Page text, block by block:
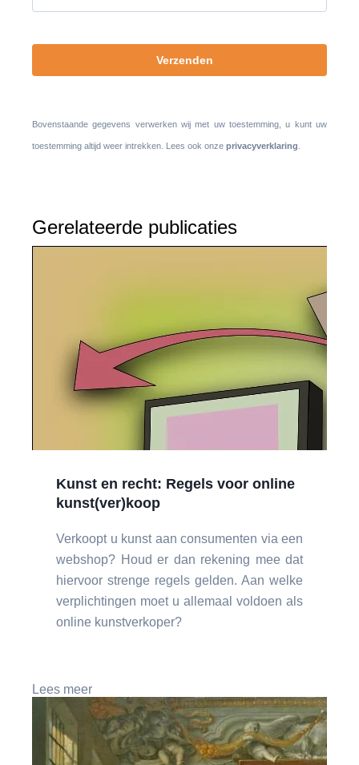
Bovenstaande gegevens verwerken wij met uw toestemming, u kunt uw
toestemming altijd weer intrekken. Lees ook onze privacyverklaring
Gerelateerde publicaties
Kunst en recht: Regels voor online
kunst(ver)koop
Verkoopt u kunst aan consumenten via een
webshop? Houd er dan rekening mee dat
hiervoor strenge regels gelden. Aan welke
verplichtingen moet u allemaal voldoen als
online kunstverkoper?
Lees meer